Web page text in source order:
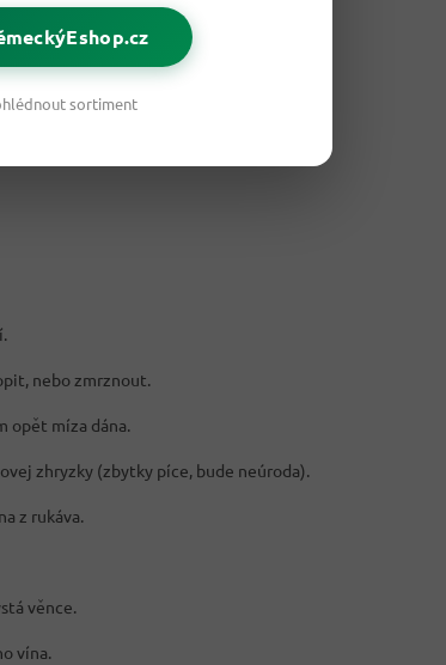
Chci si jen prohlédnout sortiment
nebo zmrznout.
opět míza dána.
zhryzky (zbytky píce, bude neúroda).
z rukáva.
věnce.
vína.